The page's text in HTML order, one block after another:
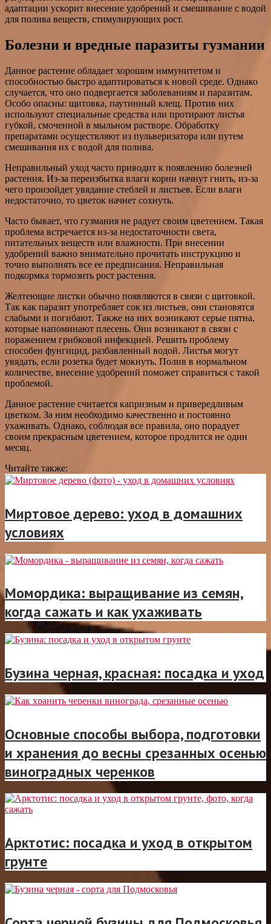
адаптации ускорит внесение удобрений и смешивание с водой
для полива веществ, стимулирующих рост.
Болезни и вредные паразиты гузмании
Данное растение обладает хорошим иммунитетом и
способностью быстро адаптироваться к новой среде. Однако
случается, что оно подвергается заболеваниям и паразитам.
Особо опасны: щитовка, паутинный клещ. Против них
используют специальные средства или протирают листья
губкой, смоченной в мыльном растворе. Обработку
препаратами осуществляют из пульверизатора или путем
смешивания их с водой для полива.
Неправильный уход часто приводит к появлению болезней
растения. Из-за переизбытка влаги корни начнут гнить, из-за
чего произойдет увядание стеблей и листьев. Если влаги
недостаточно, то цветок начнет сохнуть.
Часто бывает, что гузмания не радует своим цветением. Такая
проблема встречается из-за недостаточности света,
питательных веществ или влажности. При внесении
удобрений важно внимательно прочитать инструкцию и
точно выполнять все ее предписания. Неправильная
подкормка тормозить рост растения.
Желтеющие листки обычно появляются в связи с щитовкой.
Так как паразит употребляет сок из листьев, они становятся
слабыми и погибают. Также на них возникают серые пятна,
которые напоминают плесень. Они возникают в связи с
поражением грибковой инфекцией. Решить проблему
способен фунгицид, разбавленный водой. Листья могут
увядать, если розетка будет мокнуть. Полив в нормальном
количестве, внесение удобрений поможет справиться с такой
проблемой.
Данное растение считается капризным и привередливым
цветком. За ним необходимо качественно и постоянно
ухаживать. Однако, соблюдая все правила, оно порадует
своим прекрасным цветением, которое продлится не один
месяц.
Читайте также:
Миртовое дерево: уход в домашних
условиях
Момордика: выращивание из семян,
когда сажать и как ухаживать
Бузина черная, красная: посадка и уход
Основные способы выбора, подготовки
и хранения до весны срезанных осенью
виноградных черенков
Арктотис: посадка и уход в открытом
грунте